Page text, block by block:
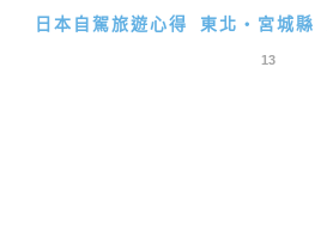
日本自駕旅遊心得 東北・宮城縣
13